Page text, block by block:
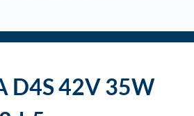
D4S 42V 35W